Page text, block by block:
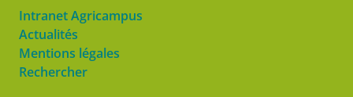
Intranet Agricampus
Actualités
Mentions légales
Rechercher